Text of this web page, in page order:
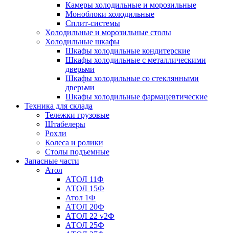
Камеры холодильные и морозильные
Моноблоки холодильные
Сплит-системы
Холодильные и морозильные столы
Холодильные шкафы
Шкафы холодильные кондитерские
Шкафы холодильные с металлическими
дверьми
Шкафы холодильные со стеклянными
дверьми
Шкафы холодильные фармацевтические
Техника для склада
Тележки грузовые
Штабелеры
Рохли
Колеса и ролики
Столы подъемные
Запасные части
Атол
АТОЛ 11Ф
АТОЛ 15Ф
Атол 1Ф
АТОЛ 20Ф
АТОЛ 22 v2Ф
АТОЛ 25Ф